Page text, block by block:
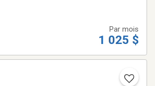
Par mois
1 025 $